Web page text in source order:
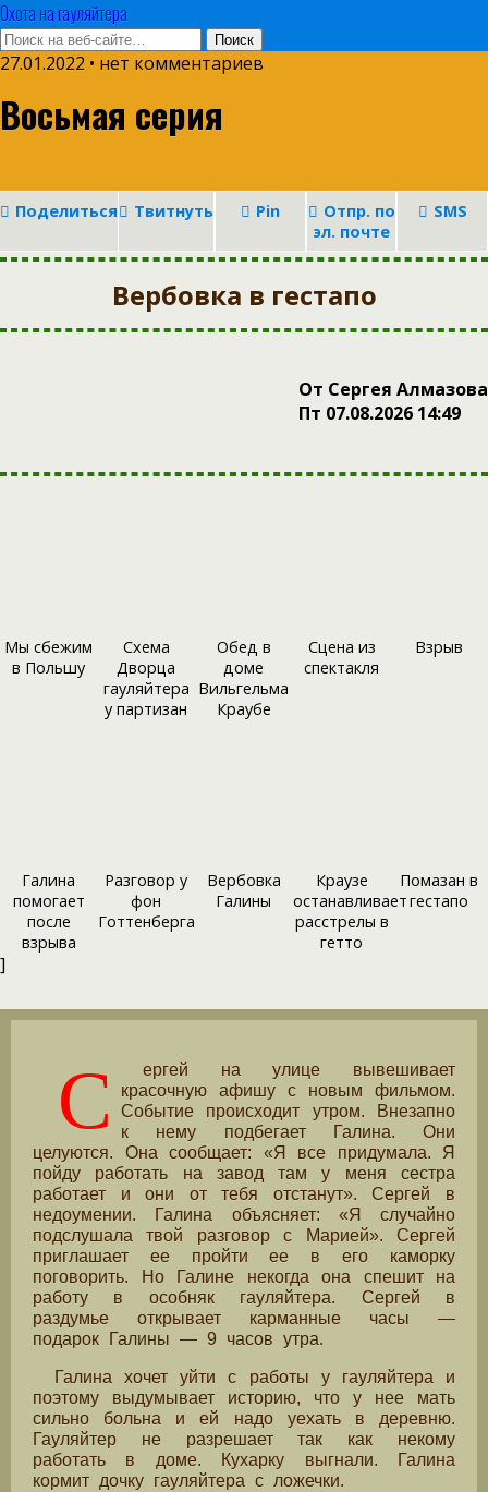
Охота на гауляйтера
27.01.2022 • нет комментариев
Восьмая серия
Поделиться Твитнуть Pin
Отпр. по
эл. почте
SMS
Вербовка в гестапо
От Сергея Алмазова
Пт 07.08.2026 14:49
Мы сбежим
в Польшу
Схема
Дворца
гауляйтера
у партизан
Обед в
доме
Вильгельма
Краубе
Сцена из
спектакля
Взрыв
Галина
помогает
после
взрыва
Разговор у
фон
Готтенберга
Вербовка
Галины
Краузе
останавливает
расстрелы в
гетто
Помазан в
гестапо
]
С
ергей на улице вывешивает
красочную афишу с новым фильмом.
Событие происходит утром. Внезапно
к нему подбегает Галина. Они
целуются. Она сообщает: «Я все придумала. Я
пойду работать на завод там у меня сестра
работает и они от тебя отстанут». Сергей в
недоумении. Галина объясняет: «Я случайно
подслушала твой разговор с Марией». Сергей
приглашает ее пройти ее в его каморку
поговорить. Но Галине некогда она спешит на
работу в особняк гауляйтера. Сергей в
раздумье открывает карманные часы —
подарок Галины — 9 часов утра.
Галина хочет уйти с работы у гауляйтера и
поэтому выдумывает историю, что у нее мать
сильно больна и ей надо уехать в деревню.
Гауляйтер не разрешает так как некому
работать в доме. Кухарку выгнали. Галина
кормит дочку гауляйтера с ложечки.